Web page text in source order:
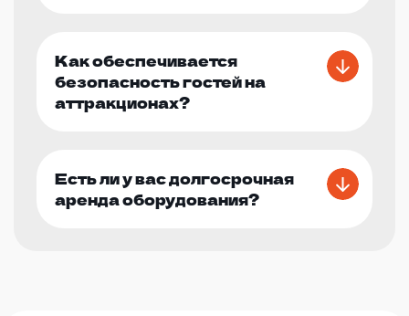
Как обеспечивается
безопасность гостей на
аттракционах?
Есть ли у вас долгосрочная
аренда оборудования?